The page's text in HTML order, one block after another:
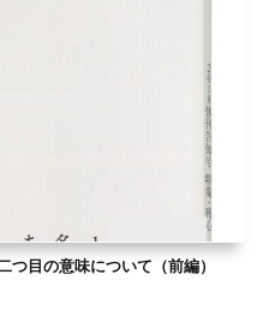
目の意味について（前編）